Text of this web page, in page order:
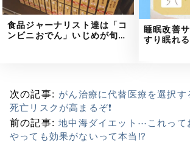
食品ジャーナリスト達は「コ
ンビニおでん」いじめが旬…
睡眠改善
すり眠れ
次の記事: がん治療に代替医療を選択す
死亡リスクが高まるぞ❗
前の記事:地中海ダイエット⋯これって
やっても効果がないって本当⁉